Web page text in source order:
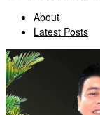
About
Latest Posts